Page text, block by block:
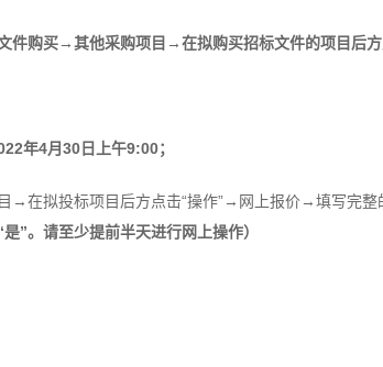
购买→其他采购项目→在拟购买招标文件的项目后方
年4月30日上午9:00；
在拟投标项目后方点击“操作”→网上报价→填写完整
”。请至少提前半天进行网上操作）